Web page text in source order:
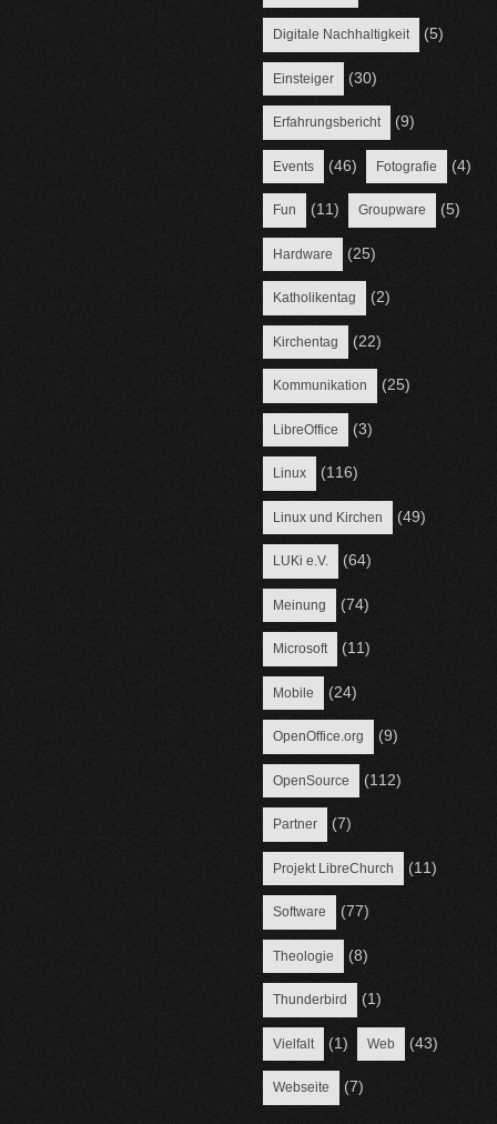
Digitale Nachhaltigkeit (5)
Einsteiger (30)
Erfahrungsbericht (9)
Events (46) Fotografie (4)
Fun (11) Groupware (5)
Hardware (25)
Katholikentag (2)
Kirchentag (22)
Kommunikation (25)
LibreOffice (3)
Linux (116)
Linux und Kirchen (49)
LUKi e.V. (64)
Meinung (74)
Microsoft (11)
Mobile (24)
OpenOffice.org (9)
OpenSource (112)
Partner (7)
Projekt LibreChurch (11)
Software (77)
Theologie (8)
Thunderbird (1)
Vielfalt (1) Web (43)
Webseite (7)